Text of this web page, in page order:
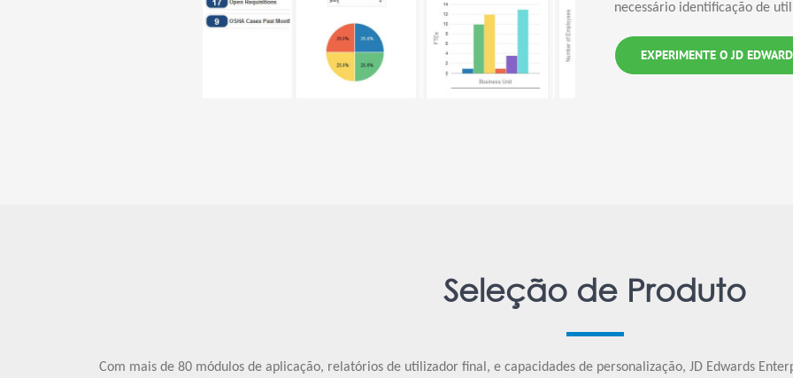
necessário identificação de
EXPERIMENTE O JD
Seleção de Produto
Com mais de 80 módulos de aplicação, relatórios de utilizador final, e capacidades de personalização, JD Edwards